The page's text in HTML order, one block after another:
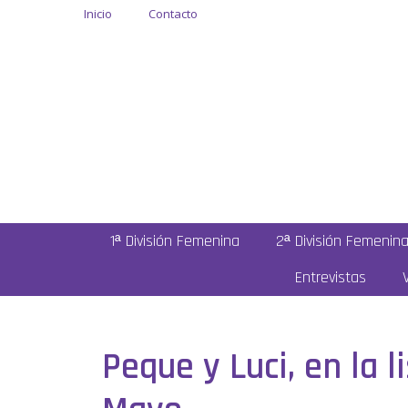
Inicio Contacto
1ª División Femenina
2ª División
Entrevistas
Peque y Luci, en la